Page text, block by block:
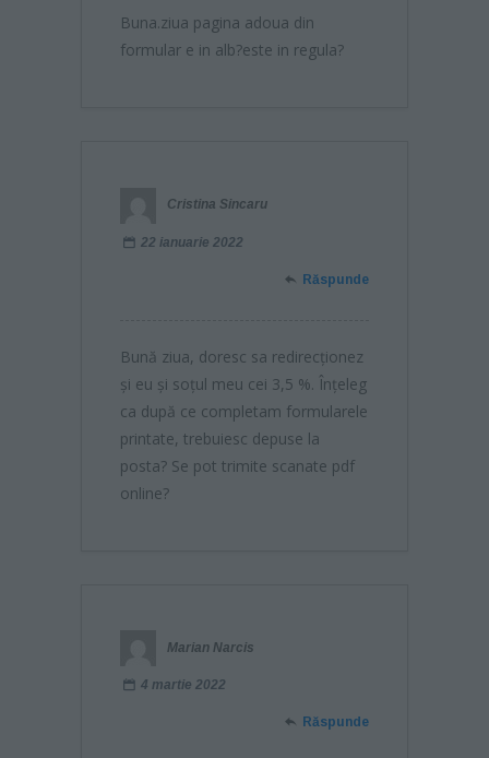
Buna.ziua pagina adoua din
formular e in alb?este in regula?
Cristina Sincaru
22 ianuarie 2022
Răspunde
Bună ziua, doresc sa redirecționez
și eu și soțul meu cei 3,5 %. Înțeleg
ca după ce completam formularele
printate, trebuiesc depuse la
posta? Se pot trimite scanate pdf
online?
Marian Narcis
4 martie 2022
Răspunde